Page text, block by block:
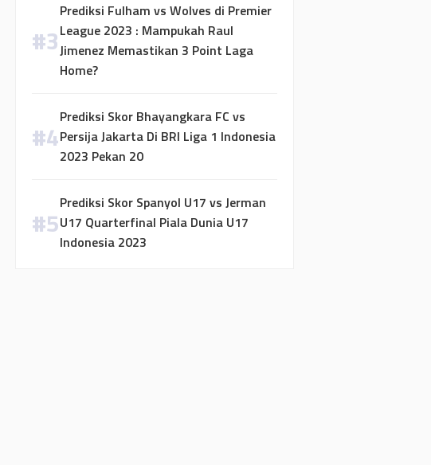
Prediksi Fulham vs Wolves di Premier
League 2023 : Mampukah Raul
Jimenez Memastikan 3 Point Laga
Home?
Prediksi Skor Bhayangkara FC vs
Persija Jakarta Di BRI Liga 1 Indonesia
2023 Pekan 20
Prediksi Skor Spanyol U17 vs Jerman
U17 Quarterfinal Piala Dunia U17
Indonesia 2023